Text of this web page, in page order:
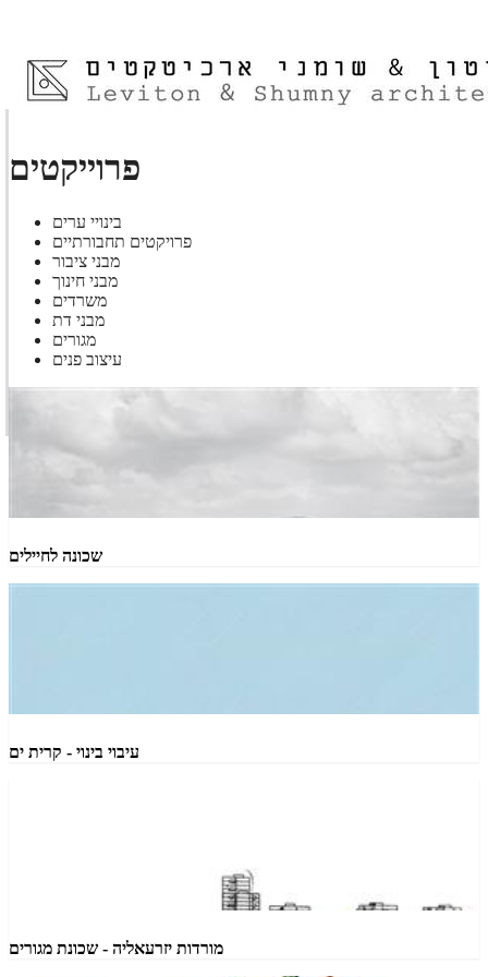
פרוייקטים
בינויי ערים
פרויקטים תחבורתיים
מבני ציבור
מבני חינוך
משרדים
מבני דת
מגורים
עיצוב פנים
שכונה לחיילים
עיבוי בינוי - קרית ים
מורדות יזרעאליה - שכונת מגורים